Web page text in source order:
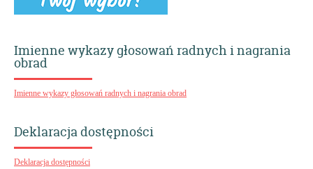
Imienne wykazy głosowań radnych i nagrania
obrad
Imienne wykazy głosowań radnych i nagrania obrad
Deklaracja dostępności
Deklaracja dostępności